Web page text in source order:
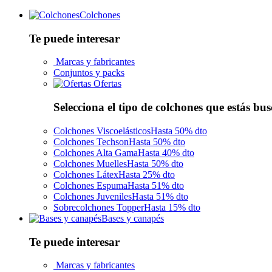
Colchones
Te puede interesar
Marcas y fabricantes
Conjuntos y packs
Ofertas
Selecciona el tipo de colchones que estás
Colchones ViscoelásticosHasta 50% dto
Colchones TechsonHasta 50% dto
Colchones Alta GamaHasta 40% dto
Colchones MuellesHasta 50% dto
Colchones LátexHasta 25% dto
Colchones EspumaHasta 51% dto
Colchones JuvenilesHasta 51% dto
Sobrecolchones TopperHasta 15% dto
Bases y canapés
Te puede interesar
Marcas y fabricantes